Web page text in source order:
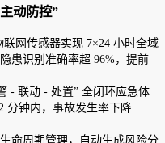
动防控”
网传感器实现 7×24 小时全域
患识别准确率超 96%，提前
- 联动 - 处置” 全闭环应急体
分钟内，事故发生率下降
命周期管理，自动生成风险分